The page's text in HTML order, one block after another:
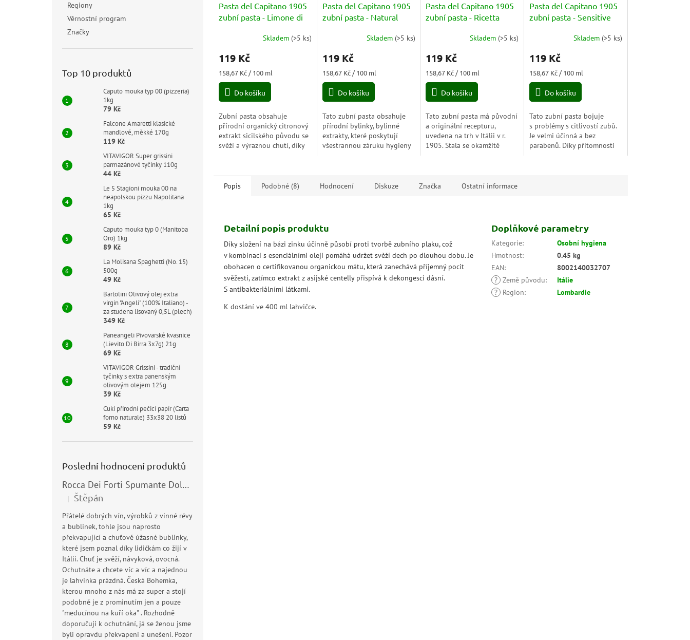
Regiony
Věrnostní program
Značky
Top 10 produktů
Caputo mouka typ 00 (pizzeria)
1kg
79 Kč
Falcone Amaretti klasické
mandlové, měkké 170g
119 Kč
VITAVIGOR Super grissini
parmazánové tyčinky 110g
44 Kč
Le 5 Stagioni mouka 00 na
neapolskou pizzu Napolitana
1kg
65 Kč
Caputo mouka typ 0 (Manitoba
Oro) 1kg
89 Kč
La Molisana Spaghetti (No. 15)
500g
49 Kč
Bartolini Olivový olej extra
virgin "Angeli" (100% Italiano) -
za studena lisovaný 0,5L (plech)
349 Kč
Paneangeli Pivovarské kvasnice
(Lievito Di Birra 3x7g) 21g
69 Kč
VITAVIGOR Grissini - tradiční
tyčinky s extra panenským
olivovým olejem 125g
39 Kč
Cuki přírodní pečicí papír (Carta
forno naturale) 33x38 20 listů
59 Kč
Poslední hodnocení produktů
Rocca Dei Forti Spumante Dolce 11,5% 0,75l
Hodnocení produktu je 5 z 5 hvězdiček.
| Štěpán
Přátelé dobrých vín, výrobků z vinné révy
a bublinek, tohle jsou naprosto
překvapující a chuťově úžasné bublinky,
které jsem poznal díky lidičkám co žijí v
Itálii. Chuť je svěží, návyková, ovocná.
Ochutnáte a chcete víc a víc a najednou
je lahvinka prázdná. Česká Bohemka,
kterou mnoho z nás má za super a stojí
podobně je z prominutím jen a pouze
"meducínou na kuří oka" . Rozhodně
doporučuji k ochutnání, já se ženou jsme
byli opravdu překvapeni a unešeni. Pozor
Pasta del Capitano 1905
zubní pasta - Limone di
produktu
5,0
5
Skladem (>5 ks)
119 Kč
Měrná
cena:
158,67 Kč / 100 ml
Do košíku
Zubní pasta obsahuje
přírodní organický citronový
extrakt sicilského původu se
svěží a výraznou chutí, díky
Pasta del Capitano 1905
zubní pasta - Natural
produktu
5,0
5
Skladem (>5 ks)
119 Kč
Měrná
cena:
158,67 Kč / 100 ml
Do košíku
Tato zubní pasta obsahuje
přírodní bylinky, bylinné
extrakty, které poskytují
všestrannou záruku hygieny
Pasta del Capitano 1905
zubní pasta - Ricetta
produktu
5,0
5
Skladem(>5 ks)
119 Kč
Měrná
cena:
158,67 Kč / 100 ml
Do košíku
Tato zubní pasta má původní
a originální recepturu,
uvedena na trh v Itálii v r.
1905. Stala se okamžitě
Pasta del Capitano 1905
zubní pasta - Sensitive
produktu
3,0
5
Skladem(>5 ks)
119 Kč
Měrná
cena:
158,67 Kč / 100 ml
Do košíku
Tato zubní pasta bojuje
s problémy s citlivostí zubů.
Je velmi účinná a bez
parabenů. Díky přítomnosti
Popis Podobné (8) Hodnocení Diskuze Značka Ostatní informace
Detailní popis produktu
Díky složení na bázi zinku účinně působí proti tvorbě zubního plaku, což
v kombinaci s esenciálními oleji pomáhá udržet svěží dech po dlouhou dobu. Je
obohacen o certifikovanou organickou mátu, která zanechává příjemný pocit
svěžesti, zatímco extrakt z asijské centelly přispívá k dekongesci dásní.
S antibakteriálními látkami.
K dostání ve 400 ml lahvičce.
Doplňkové parametry
Kategorie:
Osobní hygiena
Hmotnost:
0.45 kg
EAN:
8002140032707
? Země původu:
Itálie
?
Region: Lombardie